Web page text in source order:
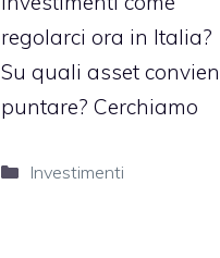
regolarci ora in Italia?
Su quali asset
puntare? Cerchiamo
Categorie
Investimenti